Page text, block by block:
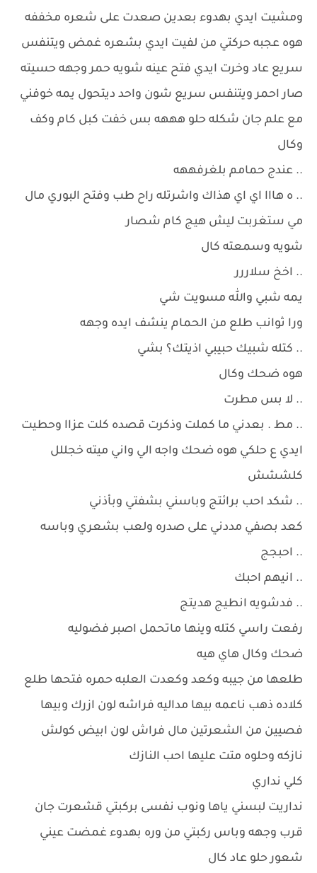
ومشيت ايدي بهدوء بعدين صعدت على شعره مخففه
هوه عجبه حركتي من لفيت ايدي بشعره غمض ويتنفس
سريع عاد وخرت ايدي فتح عينه شويه حمر وجهه حسيته
صار احمر ويتنفس سريع شون واحد ديتحول يمه خوفني
مع علم جان شكله حلو هههه بس خفت كبل كام وكف
وكال
.. عندج حمامم بلغرفههه
.. ه هااا اي اي هذاك واشرتله راح طب وفتح البوري مال
مي ستغربت ليش هيج كام شصار
شويه وسمعته كال
.. اخخ سلاررر
يمه شبي والله مسويت شي
ورا ثوانب طلع من الحمام ينشف ايده وجهه
.. كتله شبيك حبيبي اذيتك؟ بشي
هوه ضحك وكال
.. لا بس مطرت
.. مط . بعدني ما كملت وذكرت قصده كلت عزاا وحطيت
ايدي ع حلكي هوه ضحك واجه الي واني ميته خجللل
كلششش
.. شكد احب برائتج وباسني بشفتي وبأذني
كعد بصفي مددني على صدره ولعب بشعري وباسه
.. احبجج
.. انيهم احبك
.. فدشويه انطيج هديتج
رفعت راسي كتله وينها ماتحمل اصبر فضوليه
ضحك وكال هاي هيه
طلعها من جيبه وكعد وكعدت العلبه حمره فتحها طلع
كلاده ذهب ناعمه بيها مداليه فراشه لون ازرك وبيها
فصيين من الشعرتين مال فراش لون ابيض كولش
نازكه وحلوه متت عليها احب النازك
كلي نداري
نداريت لبسني ياها ونوب نفسى بركبتي قشعرت جان
قرب وجهه وباس ركبتي من وره بهدوء غمضت عيني
شعور حلو عاد كال